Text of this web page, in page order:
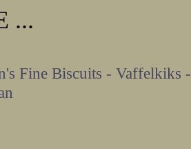
...
Fine Biscuits - Vaffelkiks -